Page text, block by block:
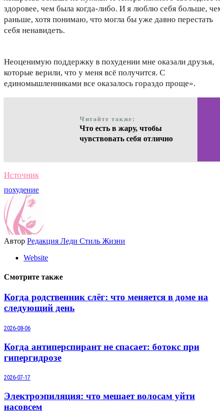
здоровее, чем была когда-либо. И я люблю себя больше,
раньше, хотя понимаю, что могла бы уже давно перестать
себя ненавидеть.
Неоценимую поддержку в похудении мне оказали друзья,
которые верили, что у меня всё получится. С
единомышленниками все оказалось гораздо проще».
Читайте также:
Что есть в жару, чтобы
чувствовать себя отлично
Источник
похудение
Автор Редакция Леди Стиль Жизни
Website
Смотрите также
Когда родственник слёг: что меняется в доме на
следующий день
2026-08-06
Когда антиперспирант не спасает: ботокс при
гипергидрозе
2026-07-17
Электроэпиляция: что мешает волосам уйти
насовсем